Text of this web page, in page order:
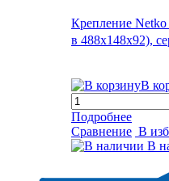
Крепление
в 488х148х92),
В
Подробнее
Сравнение В
В